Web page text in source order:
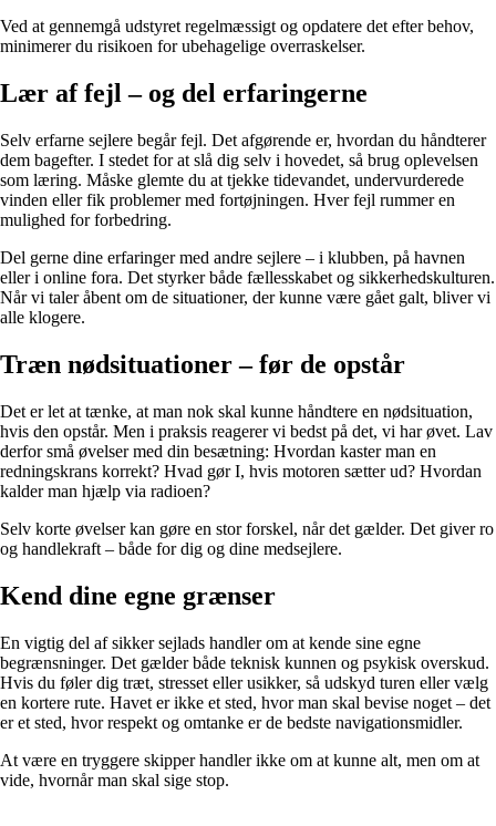
Ved at gennemgå udstyret regelmæssigt og opdatere det efter behov,
minimerer du risikoen for ubehagelige overraskelser.
Lær af fejl – og del erfaringerne
Selv erfarne sejlere begår fejl. Det afgørende er, hvordan du håndterer
dem bagefter. I stedet for at slå dig selv i hovedet, så brug oplevelsen
som læring. Måske glemte du at tjekke tidevandet, undervurderede
vinden eller fik problemer med fortøjningen. Hver fejl rummer en
mulighed for forbedring.
Del gerne dine erfaringer med andre sejlere – i klubben, på havnen
eller i online fora. Det styrker både fællesskabet og sikkerhedskulturen.
Når vi taler åbent om de situationer, der kunne være gået galt, bliver vi
alle klogere.
Træn nødsituationer – før de opstår
Det er let at tænke, at man nok skal kunne håndtere en nødsituation,
hvis den opstår. Men i praksis reagerer vi bedst på det, vi har øvet. Lav
derfor små øvelser med din besætning: Hvordan kaster man en
redningskrans korrekt? Hvad gør I, hvis motoren sætter ud? Hvordan
kalder man hjælp via radioen?
Selv korte øvelser kan gøre en stor forskel, når det gælder. Det giver ro
og handlekraft – både for dig og dine medsejlere.
Kend dine egne grænser
En vigtig del af sikker sejlads handler om at kende sine egne
begrænsninger. Det gælder både teknisk kunnen og psykisk overskud.
Hvis du føler dig træt, stresset eller usikker, så udskyd turen eller vælg
en kortere rute. Havet er ikke et sted, hvor man skal bevise noget – det
er et sted, hvor respekt og omtanke er de bedste navigationsmidler.
At være en tryggere skipper handler ikke om at kunne alt, men om at
vide, hvornår man skal sige stop.